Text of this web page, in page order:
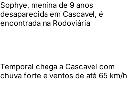
Sophye, menina de 9 anos
desaparecida em Cascavel, é
encontrada na Rodoviária
Temporal chega a Cascavel com
chuva forte e ventos de até 65 km/h